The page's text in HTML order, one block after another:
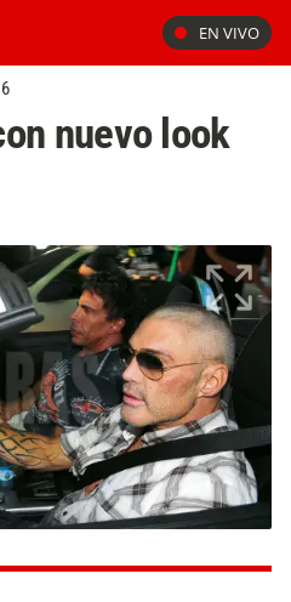
EN VIVO
nuevo look